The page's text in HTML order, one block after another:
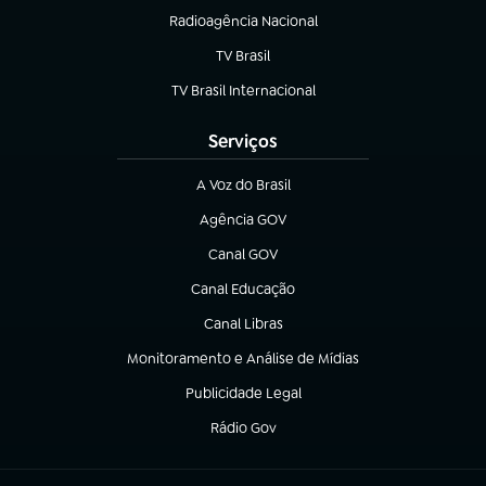
Radioagência Nacional
(abre em nova aba)
TV Brasil
(abre em nova aba)
TV Brasil Internacional
(abre em nova aba)
Serviços
A Voz do Brasil
(abre em nova aba)
Agência GOV
(abre em nova aba)
Canal GOV
(abre em nova aba)
Canal Educação
(abre em nova aba)
Canal Libras
(abre em nova aba)
Monitoramento e Análise de Mídias
(abre em nova aba)
Publicidade Legal
(abre em nova aba)
Rádio Gov
(abre em nova aba)